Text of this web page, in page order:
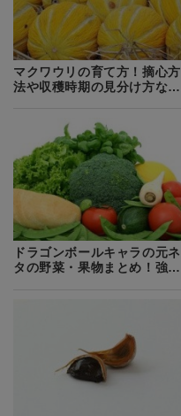
マクワウリの育て方！摘心方
法や収穫時期の見分け方など
ドラゴンボールキャラの元ネ
タの野菜・果物まとめ！強さ